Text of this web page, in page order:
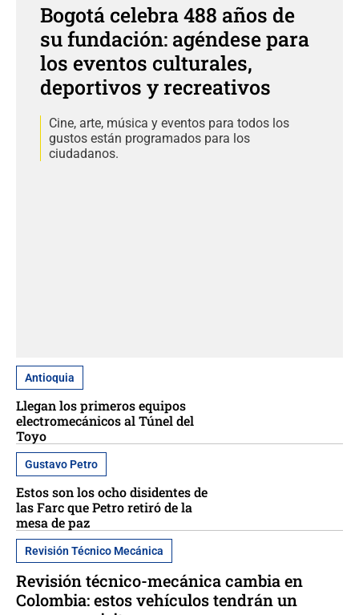
Bogotá celebra 488 años de
su fundación: agéndese para
los eventos culturales,
deportivos y recreativos
Cine, arte, música y eventos para todos los
gustos están programados para los
ciudadanos.
Antioquia
Llegan los primeros equipos
electromecánicos al Túnel del
Toyo
Gustavo Petro
Estos son los ocho disidentes de
las Farc que Petro retiró de la
mesa de paz
Revisión Técnico Mecánica
Revisión técnico-mecánica cambia en
Colombia: estos vehículos tendrán un